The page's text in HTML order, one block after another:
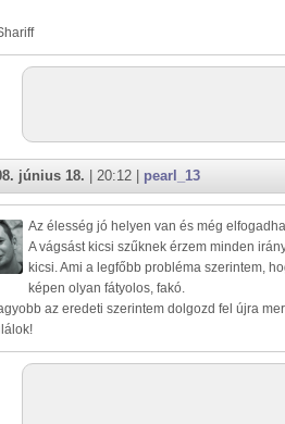
június 18. | 20:12 | pearl_13
Az élesség jó helyen van és még
A vágsást kicsi szűknek érzem minden
kicsi. Ami a legfőbb probléma szerintem,
képen olyan fátyolos, fakó.
az eredeti szerintem dolgozd fel újra